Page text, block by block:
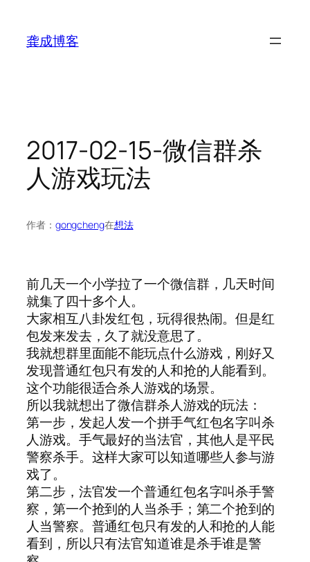
龚成博客
2017-02-15-微信群杀
人游戏玩法
作者： gongcheng在想法
前几天一个小学拉了一个微信群，几天时间
就集了四十多个人。
大家相互八卦发红包，玩得很热闹。但是红
包发来发去，久了就没意思了。
我就想群里面能不能玩点什么游戏，刚好又
发现普通红包只有发的人和抢的人能看到。
这个功能很适合杀人游戏的场景。
所以我就想出了微信群杀人游戏的玩法：
第一步，发起人发一个拼手气红包名字叫杀
人游戏。手气最好的当法官，其他人是平民
警察杀手。这样大家可以知道哪些人参与游
戏了。
第二步，法官发一个普通红包名字叫杀手警
察，第一个抢到的人当杀手；第二个抢到的
人当警察。普通红包只有发的人和抢的人能
看到，所以只有法官知道谁是杀手谁是警